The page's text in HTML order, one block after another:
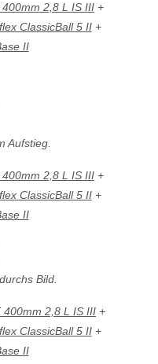
2,8 L IS III +
ClassicBall 5 II+
II
Aufstieg.
2,8 L IS III +
ClassicBall 5 II+
II
Bild.
400mm 2,8 L IS III +
ClassicBall 5 II+
II